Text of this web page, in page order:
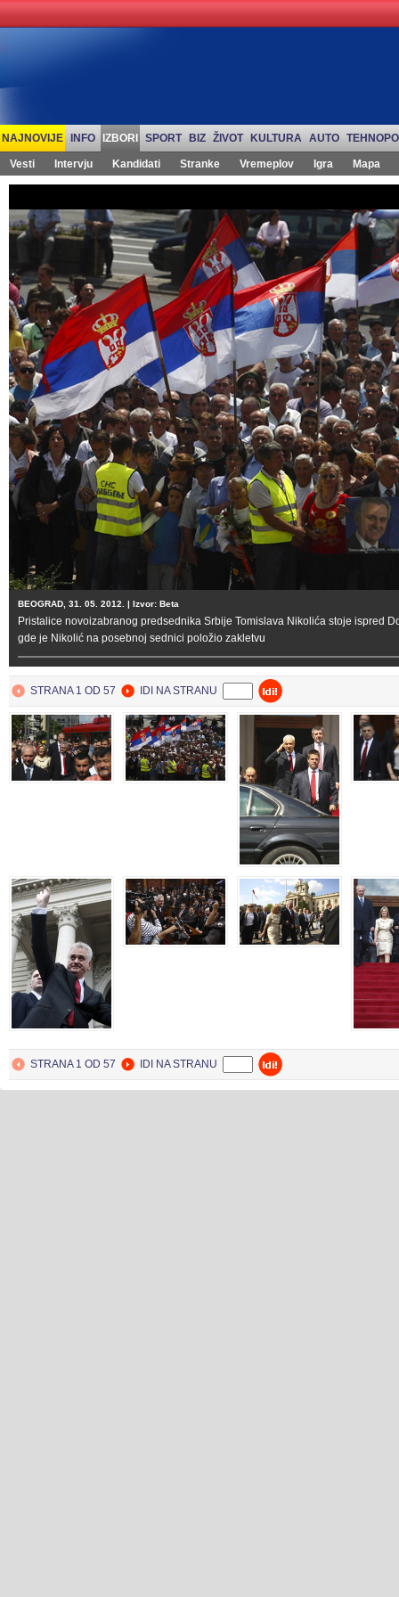
NAJNOVIJE INFO IZBORI SPORT BIZ ŽIVOT KULTURA AUTO
Vesti Intervju Kandidati Stranke Vremeplov Igra Mapa
BEOGRAD, 31. 05. 2012. | Izvor: Beta
Pristalice novoizabranog predsednika Srbije Tomislava Nikolića stoje ispred
gde je Nikolić na posebnoj sednici položio zakletvu
STRANA 1 OD 57 IDI NA STRANU
STRANA 1 OD 57 IDI NA STRANU
BEOGRAD
31. May 2012.